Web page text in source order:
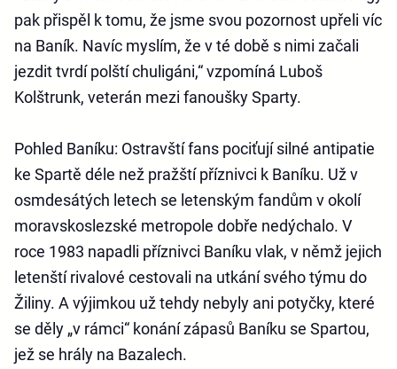
pak přispěl k tomu, že jsme svou pozornost upřeli víc
na Baník. Navíc myslím, že v té době s nimi začali
jezdit tvrdí polští chuligáni,“ vzpomíná Luboš
Kolštrunk, veterán mezi fanoušky Sparty.
Pohled Baníku: Ostravští fans pociťují silné antipatie
ke Spartě déle než pražští příznivci k Baníku. Už v
osmdesátých letech se letenským fandům v okolí
moravskoslezské metropole dobře nedýchalo. V
roce 1983 napadli příznivci Baníku vlak, v němž jejich
letenští rivalové cestovali na utkání svého týmu do
Žiliny. A výjimkou už tehdy nebyly ani potyčky, které
se děly „v rámci“ konání zápasů Baníku se Spartou,
jež se hrály na Bazalech.